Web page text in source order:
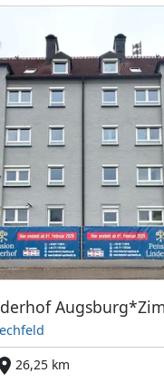
26,25 km